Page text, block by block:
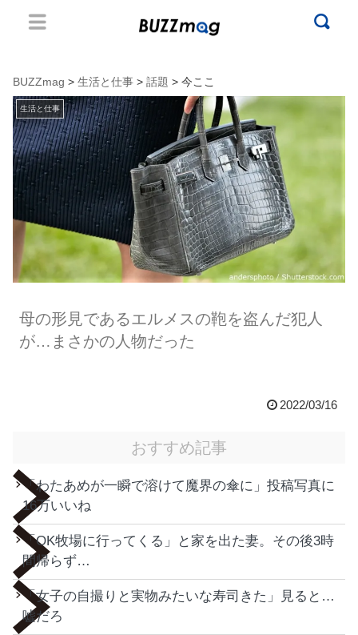
BUZZmag > 生活と仕事 > 話題 > 今ここ
生活と仕事
母の形見であるエルメスの鞄を盗んだ犯人
が…まさかの人物だった
2022/03/16
おすすめ記事
「わたあめが一瞬で溶けて魔界の傘に」投稿写真に
16万いいね
「OK牧場に行ってくる」と家を出た妻。その後3時
間帰らず…
「女子の自撮りと実物みたいな寿司きた」見ると…
嘘だろ